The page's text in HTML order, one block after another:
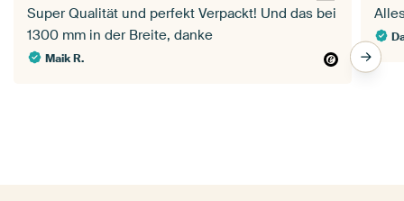
Super Qualität und perfekt Verpackt! Und das bei
1300 mm in der Breite, danke
Maik R.